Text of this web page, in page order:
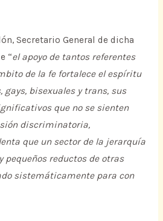
Secretario General de dicha
“el apoyo de tantos referentes
de la fe fortalece el espíritu
gays, bisexuales y trans, sus
que no se sienten
discriminatoria,
que un sector de la jerarquía
pequeños reductos de otras
sistemáticamente para con